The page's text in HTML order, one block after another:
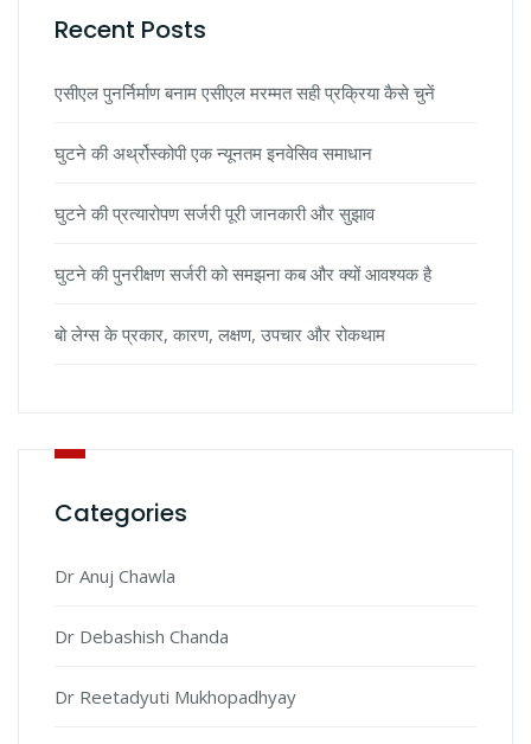
Recent Posts
एसीएल पुनर्निर्माण बनाम एसीएल मरम्मत सही प्रक्रिया कैसे चुनें
घुटने की अर्थ्रोस्कोपी एक न्यूनतम इनवेसिव समाधान
घुटने की प्रत्यारोपण सर्जरी पूरी जानकारी और सुझाव
घुटने की पुनरीक्षण सर्जरी को समझना कब और क्यों आवश्यक है
बो लेग्स के प्रकार, कारण, लक्षण, उपचार और रोकथाम
Categories
Dr Anuj Chawla
Dr Debashish Chanda
Dr Reetadyuti Mukhopadhyay